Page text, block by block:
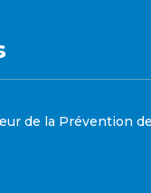
de la Prévention